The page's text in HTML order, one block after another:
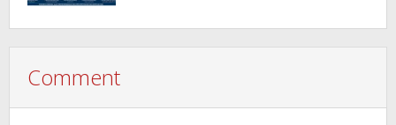
Comment